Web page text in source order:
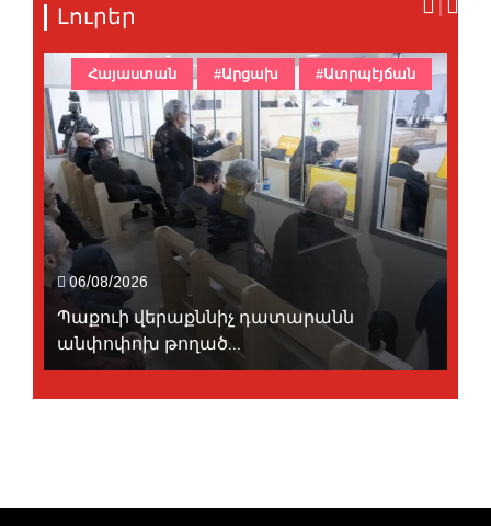
Լուրեր
06/08/2026
Պաքուի վերաքննիչ դատարանն
անփոփոխ թողած...
Հայաստան #Արցախ #Ատրպէյճան